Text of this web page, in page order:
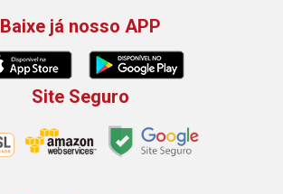
Baixe já nosso APP
Site Seguro